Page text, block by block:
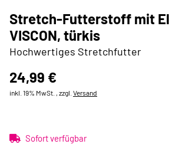
Stretch-Futterstoff mit
VISCON, türkis
Hochwertiges Stretchfutter
24,99 €
inkl. 19% MwSt. , zzgl. Versand
Sofort verfügbar